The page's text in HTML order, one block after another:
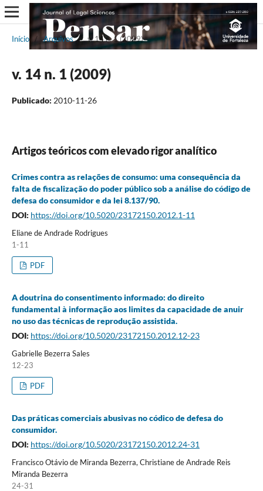
Início / Arquivos / v. 14 n. 1 (2009)
v. 14 n. 1 (2009)
Publicado: 2010-11-26
Artigos teóricos com elevado rigor analítico
Crimes contra as relações de consumo: uma consequência da
falta de fiscalização do poder público sob a análise do código de
defesa do consumidor e da lei 8.137/90.
DOI: https://doi.org/10.5020/23172150.2012.1-11
Eliane de Andrade Rodrigues
1-11
PDF
A doutrina do consentimento informado: do direito
fundamental à informação aos limites da capacidade de anuir
no uso das técnicas de reprodução assistida.
DOI: https://doi.org/10.5020/23172150.2012.12-23
Gabrielle Bezerra Sales
12-23
PDF
Das práticas comerciais abusivas no códico de defesa do
consumidor.
DOI: https://doi.org/10.5020/23172150.2012.24-31
Francisco Otávio de Miranda Bezerra, Christiane de Andrade Reis
Miranda Bezerra
24-31